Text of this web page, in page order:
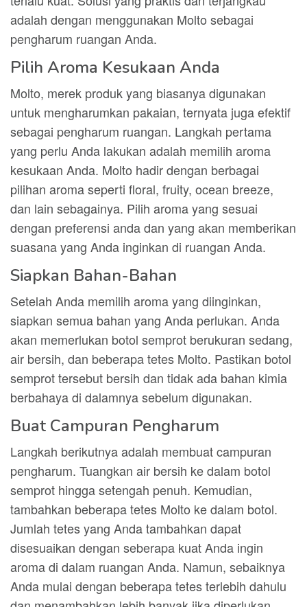
adalah dengan menggunakan Molto sebagai
pengharum ruangan Anda.
Pilih Aroma Kesukaan Anda
Molto, merek produk yang biasanya digunakan
untuk mengharumkan pakaian, ternyata juga efektif
sebagai pengharum ruangan. Langkah pertama
yang perlu Anda lakukan adalah memilih aroma
kesukaan Anda. Molto hadir dengan berbagai
pilihan aroma seperti floral, fruity, ocean breeze,
dan lain sebagainya. Pilih aroma yang sesuai
dengan preferensi anda dan yang akan memberikan
suasana yang Anda inginkan di ruangan Anda.
Siapkan Bahan-Bahan
Setelah Anda memilih aroma yang diinginkan,
siapkan semua bahan yang Anda perlukan. Anda
akan memerlukan botol semprot berukuran sedang,
air bersih, dan beberapa tetes Molto. Pastikan botol
semprot tersebut bersih dan tidak ada bahan kimia
berbahaya di dalamnya sebelum digunakan.
Buat Campuran Pengharum
Langkah berikutnya adalah membuat campuran
pengharum. Tuangkan air bersih ke dalam botol
semprot hingga setengah penuh. Kemudian,
tambahkan beberapa tetes Molto ke dalam botol.
Jumlah tetes yang Anda tambahkan dapat
disesuaikan dengan seberapa kuat Anda ingin
aroma di dalam ruangan Anda. Namun, sebaiknya
Anda mulai dengan beberapa tetes terlebih dahulu